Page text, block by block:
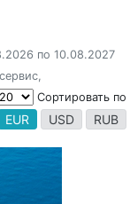
по 10.08.2027
,
Сортировать по
EUR USD RUB